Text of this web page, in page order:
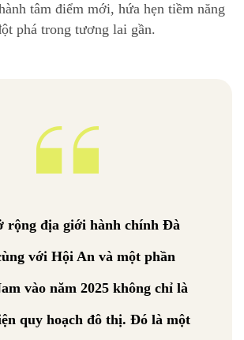
tâm điểm mới, hứa hẹn tiềm năng
phá trong tương lai gần.
rộng địa giới hành chính Đà
với Hội An và một phần
vào năm 2025 không chỉ là
quy hoạch đô thị. Đó là một